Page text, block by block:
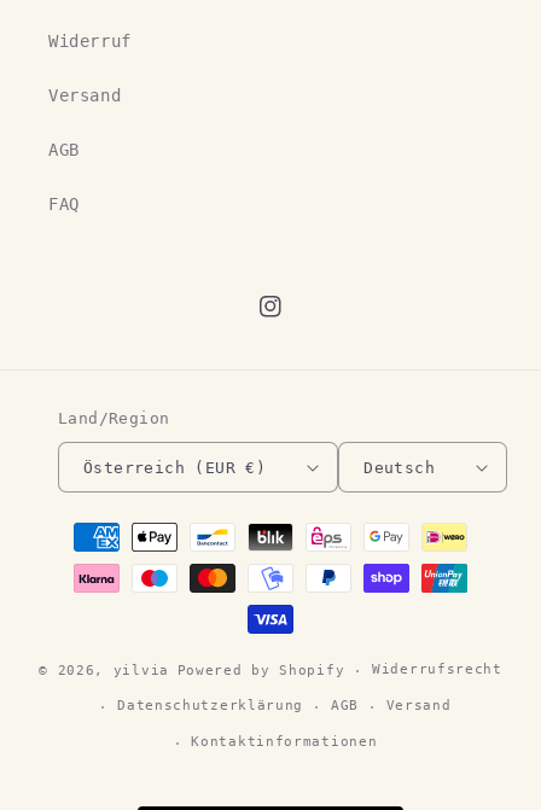
Widerruf
Versand
AGB
FAQ
Instagram
Land/Region
Österreich (EUR €) Deutsch
Zahlungsmethoden
© 2026, yilvia Powered by Shopify Widerrufsrecht
Datenschutzerklärung AGB Versand
Kontaktinformationen